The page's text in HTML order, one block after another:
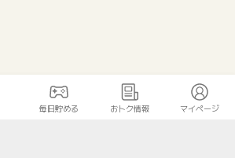
毎日貯める おトク情報 マイページ